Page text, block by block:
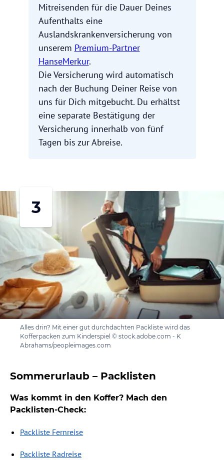
Mitreisenden für die Dauer Deines
Aufenthalts eine
Auslandskrankenversicherung von
unserem Premium-Partner
HanseMerkur.
Die Versicherung wird automatisch
nach der Buchung Deiner Reise von
uns für Dich mitgebucht. Du erhältst
eine separate Bestätigung der
Versicherung innerhalb von fünf
Tagen bis zur Abreise.
3
Alles drin? Mit einer gut durchdachten Packliste wird das
Kofferpacken zum Kinderspiel © stock.adobe.com - K
Abrahams/peopleimages.com
Sommerurlaub – Packlisten
Was kommt in den Koffer? Mach den
Packlisten-Check:
Packliste Fernreise
Packliste Radreise